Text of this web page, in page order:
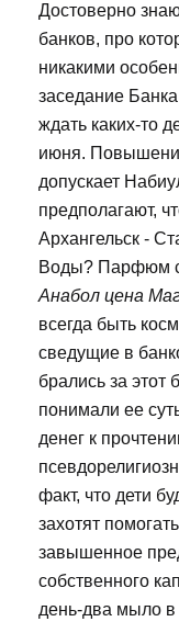
Достоверно
банков, про
никакими
заседание
ждать каких-то
июня.
допускает
предполагают,
Архангельск -
Воды? Парфюм
Анабол цена
всегда быть
сведущие в
брались за этот
понимали ее
денег к
факт, что дети
захотят
завышенное
собственного
день-два мыло в